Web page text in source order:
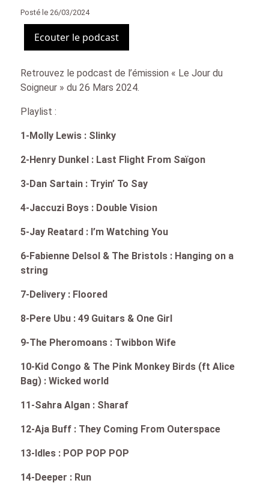
Posté le 26/03/2024
Ecouter le podcast
Retrouvez le podcast de l’émission « Le Jour du
Soigneur » du 26 Mars 2024.
Playlist :
1-Molly Lewis : Slinky
2-Henry Dunkel : Last Flight From Saïgon
3-Dan Sartain : Tryin’ To Say
4-Jaccuzi Boys : Double Vision
5-Jay Reatard : I’m Watching You
6-Fabienne Delsol & The Bristols : Hanging on a
string
7-Delivery : Floored
8-Pere Ubu : 49 Guitars & One Girl
9-The Pheromoans : Twibbon Wife
10-Kid Congo & The Pink Monkey Birds (ft Alice
Bag) : Wicked world
11-Sahra Algan : Sharaf
12-Aja Buff : They Coming From Outerspace
13-Idles : POP POP POP
14-Deeper : Run